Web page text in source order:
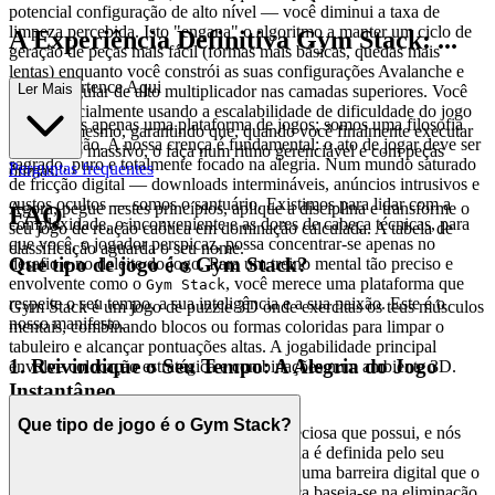
potencial configuração de alto nível — você diminui a taxa de
limpeza percebida. Isto "engana" o algoritmo a manter um ciclo de
geração de peças mais fácil (formas mais básicas, quedas mais
lentas) enquanto você constrói as suas configurações Avalanche e
Pedra Angular de alto multiplicador nas camadas superiores. Você
está essencialmente usando a escalabilidade de dificuldade do jogo
contra si mesmo, garantindo que, quando você finalmente executar
um combo massivo, o faça num ritmo gerenciável e com peças
ótimas.
Agora, pegue nestes princípios, aplique a disciplina e transforme o
seu jogo de reação caótica em dominação calculada. A tabela de
classificação aguarda o seu nome.
A Experiência Definitiva Gym Stack: ...
Porque Pertence Aqui
Não somos apenas uma plataforma de jogos; somos uma filosofia
em execução. A nossa crença é fundamental: o ato de jogar deve ser
sagrado, puro e totalmente focado na alegria. Num mundo saturado
de fricção digital — downloads intermináveis, anúncios intrusivos e
custos ocultos — somos o santuário. Existimos para lidar com a
complexidade, o inconveniente e as dores de cabeça técnicas, para
que você, o jogador perspicaz, possa concentrar-se apenas no
desafio e no deleite do jogo. Para um treino mental tão preciso e
envolvente como o Gym Stack, você merece uma plataforma que
respeite o seu tempo, a sua inteligência e a sua paixão. Este é o
nosso manifesto.
1. Reivindique o Seu Tempo: A Alegria do Jogo
Instantâneo
O seu tempo livre é a mercadoria mais preciosa que possui, e nós
tratamo-lo com reverência. A vida moderna é definida pelo seu
ritmo, e nada é mais desrespeitoso do que uma barreira digital que o
Ler Mais
Perguntas frequentes
FAQ
Que tipo de jogo é o Gym Stack?
Gym Stack é um jogo de puzzle 3D onde exercitas os teus músculos
mentais, combinando blocos ou formas coloridas para limpar o
tabuleiro e alcançar pontuações altas. A jogabilidade principal
envolve colocação estratégica e combinações num ambiente 3D.
Que tipo de jogo é o Gym Stack?